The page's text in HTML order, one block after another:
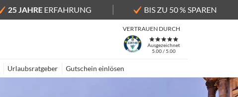
25 JAHREERFAHRUNG BIS ZU 50 % SPAREN
VERTRAUEN DURCH
Ausgezeichnet
5.00 / 5.00
Urlaubsratgeber Gutschein einlösen